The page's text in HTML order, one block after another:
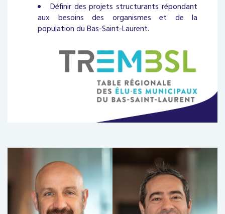
Définir des projets structurants répondant
aux besoins des organismes et de la
population du Bas-Saint-Laurent.